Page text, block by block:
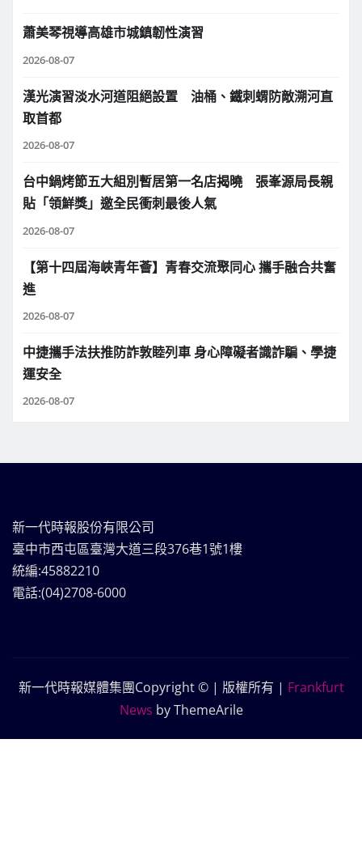
蕭美琴視導高雄市城鎮韌性演習
2026-08-07
漢光演習淡水河道阻絕設置 油桶、鐵刺蝟防敵溯河直
取首都
2026-08-07
台中鍋烤節五大組別暫居第一名店揭曉 張峯源局長親
貼「領鮮獎」邀全民衝刺最後人氣
2026-08-07
【第十四屆海峽青年薈】青春交流聚同心 攜手融合共奮
進
2026-08-07
中捷攜手法扶推防詐敦睦列車 身心障礙者識詐騙、學捷
運安全
2026-08-07
新一代時報股份有限公司
臺中市西屯區臺灣大道三段376巷1號1樓
統編:45882210
電話:(04)2708-6000
新一代時報媒體集團Copyright © | 版權所有 | Frankfurt
News by ThemeArile